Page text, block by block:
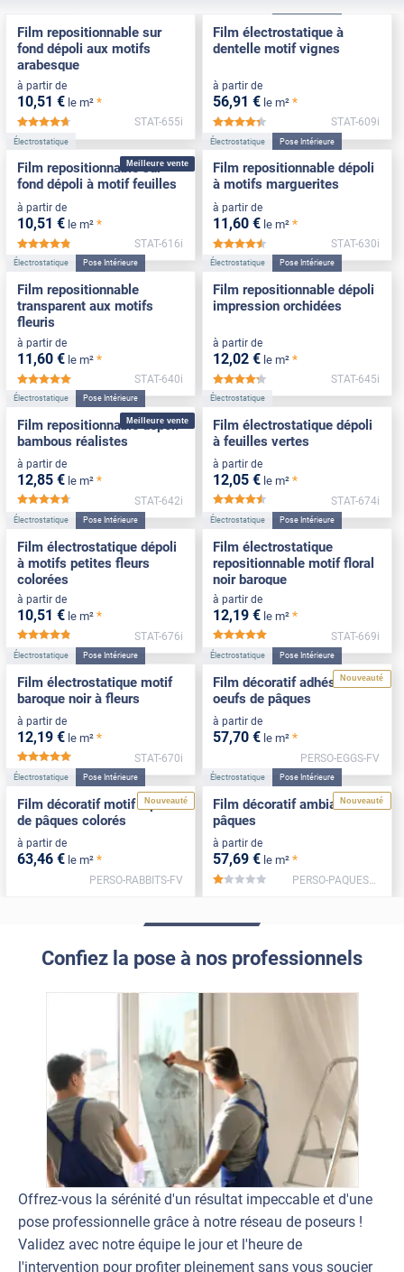
Film repositionnable sur
fond dépoli aux motifs
arabesque
à partir de
10,51 € le m² *
*****
STAT-655i
Film électrostatique à
dentelle motif vignes
à partir de
56,91 € le m² *
*****
STAT-609i
Meilleure vente
Électrostatique
Film repositionnable sur
fond dépoli à motif feuilles
à partir de
10,51 € le m² *
*****
STAT-616i
Électrostatique Pose Intérieure
Film repositionnable dépoli
à motifs marguerites
à partir de
11,60 € le m² *
*****
STAT-630i
Électrostatique Pose Intérieure
Film repositionnable
transparent aux motifs
fleuris
à partir de
11,60 € le m² *
*****
STAT-640i
Électrostatique Pose Intérieure
Film repositionnable dépoli
impression orchidées
à partir de
12,02 € le m² *
*****
STAT-645i
Meilleure vente
Électrostatique Pose Intérieure
Film repositionnable dépoli
bambous réalistes
à partir de
12,85 € le m² *
*****
STAT-642i
Électrostatique
Film électrostatique dépoli
à feuilles vertes
à partir de
12,05 € le m² *
*****
STAT-674i
Électrostatique Pose Intérieure
Film électrostatique dépoli
à motifs petites fleurs
colorées
à partir de
10,51 € le m² *
STAT-676i
Électrostatique Pose Intérieure
Film électrostatique
repositionnable motif floral
noir baroque
à partir de
12,19 € le m² *
STAT-669i
Électrostatique Pose Intérieure
Film électrostatique motif
baroque noir à fleurs
à partir de
12,19 € le m² *
*****
STAT-670i
Nouveauté
Électrostatique Pose Intérieure
Film décoratif adhésif motif
oeufs de pâques
à partir de
57,70 € le m² *
PERSO-EGGS-FV
Nouveauté
Électrostatique Pose Intérieure
Film décoratif motif lapins
de pâques colorés
à partir de
63,46 € le m² *
PERSO-RABBITS-FV
Nouveauté
Électrostatique Pose Intérieure
Film décoratif ambiance
pâques
à partir de
57,69 € le m² *
*****
Confiez la pose à nos professionnels
Offrez-vous la sérénité d'un résultat impeccable et d'une
pose professionnelle grâce à notre réseau de poseurs !
Validez avec notre équipe le jour et l'heure de
l'intervention pour profiter pleinement sans vous soucier